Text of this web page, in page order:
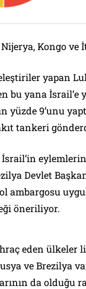
Kongo ve
yapan
bu yana İsrail’e
yüzde 9’unu
tankeri
İsrail’in
Devlet
ambargosu
öneriliyor.
eden ülkeler
ve Brezilya
da olduğu